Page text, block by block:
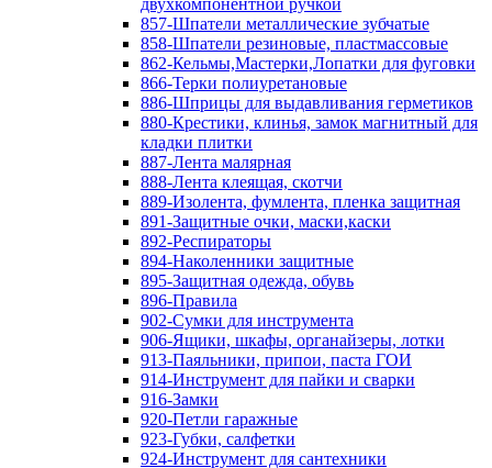
двухкомпонентной ручкой
857-Шпатели металлические зубчатые
858-Шпатели резиновые, пластмассовые
862-Кельмы,Мастерки,Лопатки для фуговки
866-Терки полиуретановые
886-Шприцы для выдавливания герметиков
880-Крестики, клинья, замок магнитный для
кладки плитки
887-Лента малярная
888-Лента клеящая, скотчи
889-Изолента, фумлента, пленка защитная
891-Защитные очки, маски,каски
892-Респираторы
894-Наколенники защитные
895-Защитная одежда, обувь
896-Правила
902-Сумки для инструмента
906-Ящики, шкафы, органайзеры, лотки
913-Паяльники, припои, паста ГОИ
914-Инструмент для пайки и сварки
916-Замки
920-Петли гаражные
923-Губки, салфетки
924-Инструмент для сантехники